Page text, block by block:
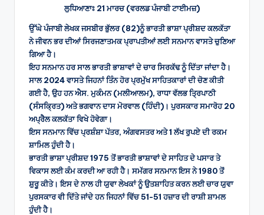
ਲੁਧਿਆਣਾਃ 21 ਮਾਰਚ (ਵਰਲਡ ਪੰਜਾਬੀ ਟਾਈਮਜ਼)
ਉੱਘੇ ਪੰਜਾਬੀ ਲੇਖਕ ਜਸਬੀਰ ਭੁੱਲਰ (82)ਨੂੰ ਭਾਰਤੀ ਭਾਸ਼ਾ ਪ੍ਰੀਸ਼ਦ ਕਲਕੱਤਾ
ਨੇ ਜੀਵਨ ਭਰ ਦੀਆਂ ਸਿਰਜਣਾਤਮਕ ਪ੍ਰਾਪਤੀਆਂ ਲਈ ਸਨਮਾਨ ਵਾਸਤੇ ਚੁਣਿਆ
ਗਿਆ ਹੈ।
ਇਹ ਸਨਮਾਨ ਹਰ ਸਾਲ ਭਾਰਤੀ ਭਾਸ਼ਾਵਾਂ ਦੇ ਚਾਰ ਸਿਰਕੱਢ ਨੂੰ ਦਿੱਤਾ ਜਾਂਦਾ ਹੈ।
ਸਾਲ 2024 ਵਾਸਤੇ ਜਿਹਨਾਂ ਤਿੰਨ ਹੋਰ ਪ੍ਰਮੁੱਖ ਸਾਹਿਤਕਾਰਾਂ ਦੀ ਚੋਣ ਕੀਤੀ
ਗਈ ਹੈ, ਉਹ ਹਨ ਐਸ. ਮੁਕੰਮਨ (ਮਲੀਆਲਮ), ਰਾਧਾ ਵੱਲਭ ਤ੍ਰਿਪਾਠੀ
(ਸੰਸਕ੍ਰਿਤ) ਅਤੇ ਭਗਵਾਨ ਦਾਸ ਮੋਰਵਾਲ (ਹਿੰਦੀ)। ਪੁਰਸਕਾਰ ਸਮਾਰੋਹ 20
ਅਪ੍ਰੈਲ ਕਲਕੱਤਾ ਵਿਖੇ ਹੋਵੇਗਾ।
ਇਸ ਸਨਮਾਨ ਵਿੱਚ ਪ੍ਰਸ਼ੰਸ਼ਾ ਪੱਤਰ, ਅੰਗਵਸਤਰ ਅਤੇ 1 ਲੱਖ ਰੁਪਏ ਦੀ ਰਕਮ
ਸ਼ਾਮਿਲ ਹੁੰਦੀ ਹੈ।
ਭਾਰਤੀ ਭਾਸ਼ਾ ਪ੍ਰੀਸ਼ਦ 1975 ਤੋਂ ਭਾਰਤੀ ਭਾਸ਼ਾਵਾਂ ਦੇ ਸਾਹਿਤ ਦੇ ਪਸਾਰ ਤੇ
ਵਿਕਾਸ ਲਈ ਕੰਮ ਕਰਦੀ ਆ ਰਹੀ ਹੈ। ਸਮੱਗਰ ਸਨਮਾਨ ਇਸ ਨੇ 1980 ਤੋਂ
ਸ਼ੁਰੂ ਕੀਤੇ। ਇਸ ਦੇ ਨਾਲ ਹੀ ਯੁਵਾ ਲੇਖਕਾਂ ਨੂੰ ਉਤਸ਼ਾਹਿਤ ਕਰਨ ਲਈ ਚਾਰ ਯੁਵਾ
ਪੁਰਸਕਾਰ ਵੀ ਦਿੱਤੇ ਜਾਂਦੇ ਹਨ ਜਿਹਨਾਂ ਵਿੱਚ 51-51 ਹਜ਼ਾਰ ਦੀ ਰਾਸ਼ੀ ਸ਼ਾਮਲ
ਹੁੰਦੀ ਹੈ।